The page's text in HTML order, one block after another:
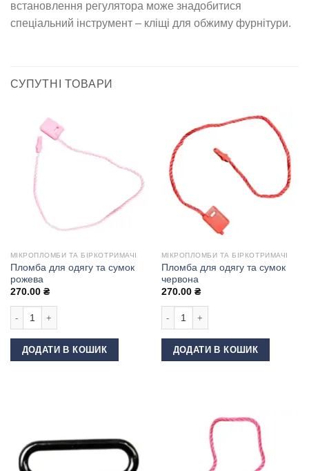
встановлення регулятора може знадобитися
спеціальний інструмент – кліщі для обжиму фурнітури.
СУПУТНІ ТОВАРИ
МІКРОПЛОМБИ ТА БІРКОТРИМАЧІ
Пломба для одягу та сумок
рожева
270.00 ₴
ДОДАТИ В КОШИК
МІКРОПЛОМБИ ТА БІРКОТРИМАЧІ
Пломба для одягу та сумок
червона
270.00 ₴
ДОДАТИ В КОШИК